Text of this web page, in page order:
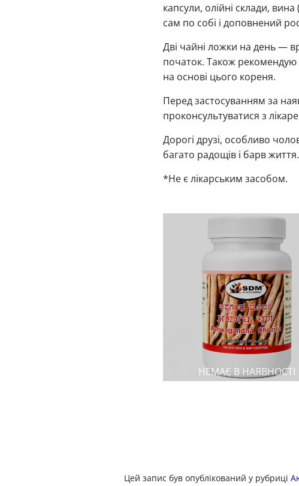
капсули, олійні склади,
сам по собі і доповнений
Дві чайні ложки на день —
початок. Також
на основі цього кореня.
Перед застосуванням за
проконсультуватися з
Дорогі друзі, особливо
багато радощів і барв життя.
*Не є лікарським засобом.
НЕМАЄ В НАЯВНОСТІ
Цей запис був опублікований у рубриці